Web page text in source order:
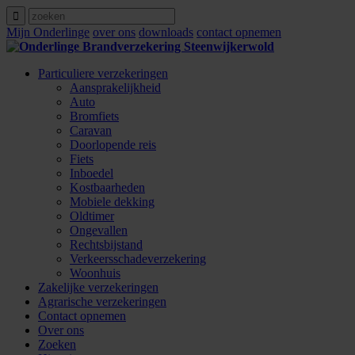
Mijn Onderlinge over ons downloads contact opnemen
Particuliere verzekeringen
Aansprakelijkheid
Auto
Bromfiets
Caravan
Doorlopende reis
Fiets
Inboedel
Kostbaarheden
Mobiele dekking
Oldtimer
Ongevallen
Rechtsbijstand
Verkeersschadeverzekering
Woonhuis
Zakelijke verzekeringen
Agrarische verzekeringen
Contact opnemen
Over ons
Zoeken